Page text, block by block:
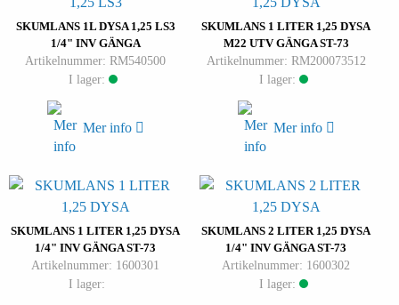
SKUMLANS 1L DYSA 1,25 LS3
1/4" INV GÄNGA
Artikelnummer: RM540500
I lager:
Mer info
SKUMLANS 1 LITER 1,25 DYSA
M22 UTV GÄNGA ST-73
Artikelnummer: RM200073512
I lager:
Mer info
SKUMLANS 1 LITER 1,25 DYSA
1/4" INV GÄNGA ST-73
Artikelnummer: 1600301
I lager:
SKUMLANS 2 LITER 1,25 DYSA
1/4" INV GÄNGA ST-73
Artikelnummer: 1600302
I lager: